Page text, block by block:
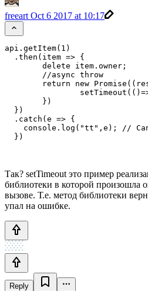
freeart Oct 6 2017 at 10:17
api.getItem(1)
  .then(item => {
        delete item.owner;
        //async throw
return new
        })
  })
  .catch(e => {
console.log("tt",e); //
  })
Так? setTimeout это пример
библиотеки в которой произошла
вызове. Т.е. метод библиотеки
упал на ошибке.
Reply